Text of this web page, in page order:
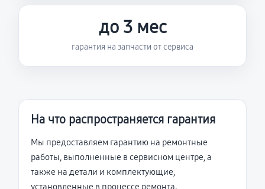
до 3 мес
гарантия на запчасти от сервиса
На что распространяется гарантия
Мы предоставляем гарантию на ремонтные
работы, выполненные в сервисном центре, а
также на детали и комплектующие,
установленные в процессе ремонта.